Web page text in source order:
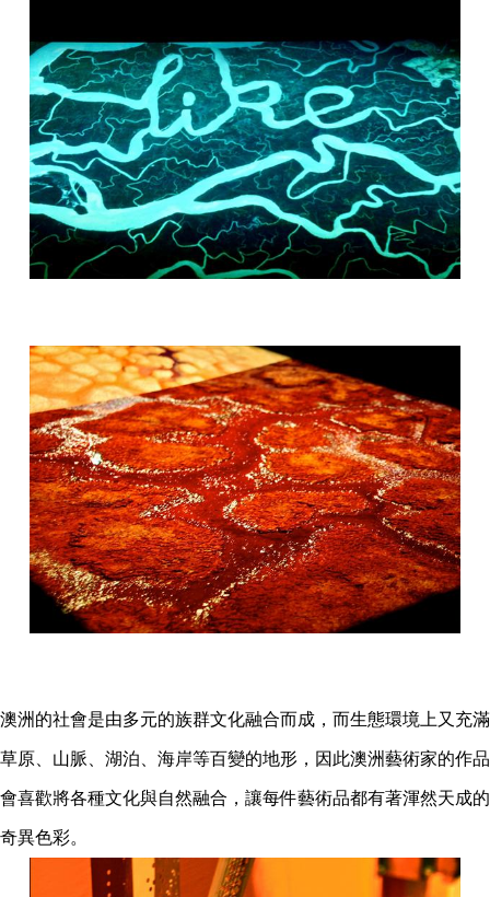
澳洲的社會是由多元的族群文化融合而成，而生態環境上又充滿
草原、山脈、湖泊、海岸等百變的地形，因此澳洲藝術家的作品
會喜歡將各種文化與自然融合，讓每件藝術品都有著渾然天成的
奇異色彩。